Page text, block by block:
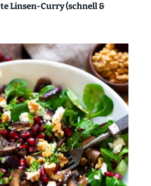
Linsen-Curry (schnell &